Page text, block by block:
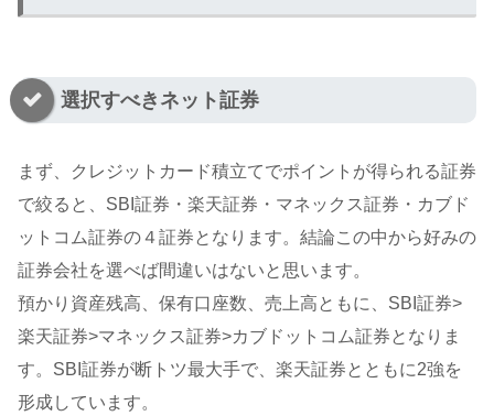
選択すべきネット証券
まず、クレジットカード積立てでポイントが得られる証券
で絞ると、SBI証券・楽天証券・マネックス証券・カブド
ットコム証券の４証券となります。結論この中から好みの
証券会社を選べば間違いはないと思います。
預かり資産残高、保有口座数、売上高ともに、SBI証券>
楽天証券>マネックス証券>カブドットコム証券となりま
す。SBI証券が断トツ最大手で、楽天証券とともに2強を
形成しています。